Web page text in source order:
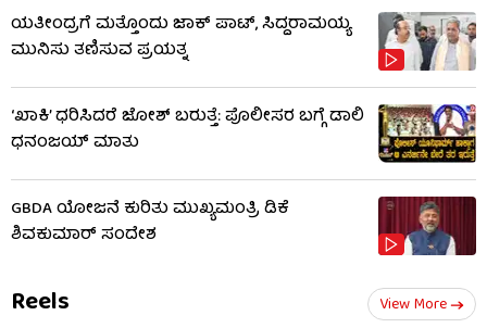
ಯತೀಂದ್ರಗೆ ಮತ್ತೊಂದು ಜಾಕ್​​ ಪಾಟ್, ಸಿದ್ದರಾಮಯ್ಯ
ಮುನಿಸು ತಣಿಸುವ ಪ್ರಯತ್ನ
‘ಖಾಕಿ’ ಧರಿಸಿದರೆ ಜೋಶ್ ಬರುತ್ತೆ: ಪೊಲೀಸರ ಬಗ್ಗೆ ಡಾಲಿ
ಧನಂಜಯ್ ಮಾತು
GBDA ಯೋಜನೆ ಕುರಿತು ಮುಖ್ಯಮಂತ್ರಿ ಡಿಕೆ
ಶಿವಕುಮಾರ್ ಸಂದೇಶ
Reels View More